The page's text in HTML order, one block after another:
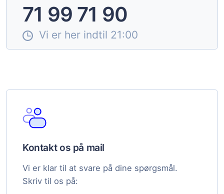
71 99 71 90
Vi er her indtil 21:00
Kontakt os på mail
Vi er klar til at svare på dine spørgsmål.
Skriv til os på: